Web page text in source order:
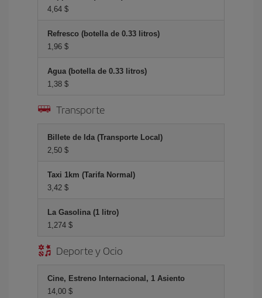
4,64 $
Refresco (botella de 0.33 litros)
1,96 $
Agua (botella de 0.33 litros)
1,38 $
Transporte
Billete de Ida (Transporte Local)
2,50 $
Taxi 1km (Tarifa Normal)
3,42 $
La Gasolina (1 litro)
1,274 $
Deporte y Ocio
Cine, Estreno Internacional, 1 Asiento
14,00 $